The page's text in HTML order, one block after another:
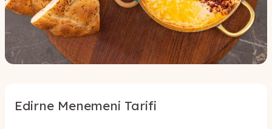
Edirne Menemeni Tarifi